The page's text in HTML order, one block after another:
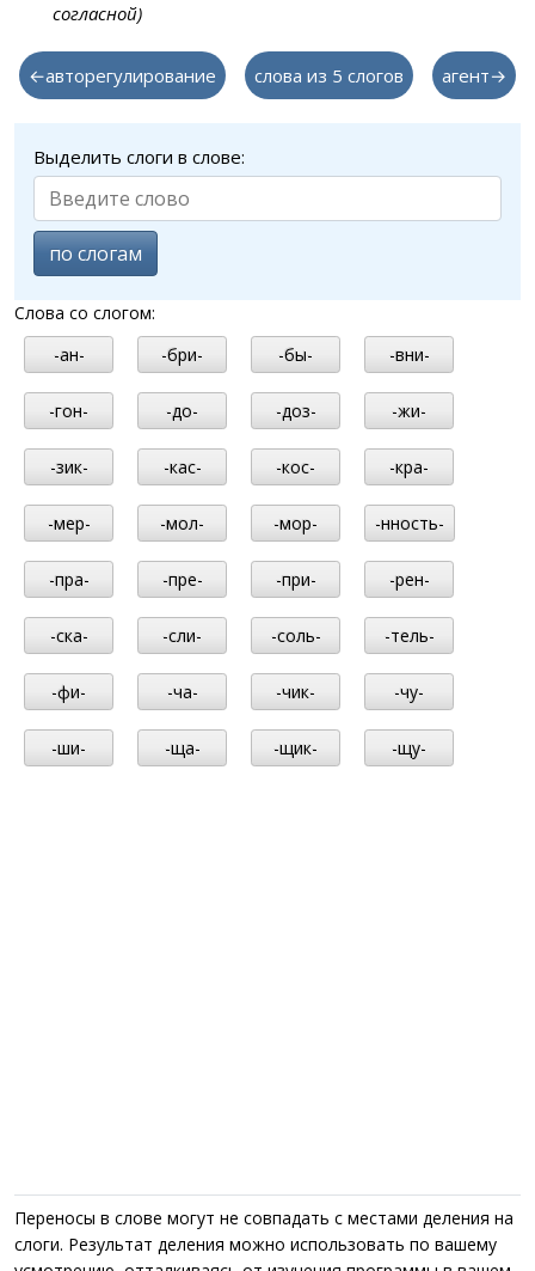
согласной)
←авторегулирование слова из 5 слогов агент→
Выделить слоги в слове:
по слогам
Слова со слогом:
-ан-
-бри- -бы- -вни-
-гон- -до- -доз- -жи-
-зик- -кас- -кос- -кра-
-мер- -мол- -мор- -нность-
-пра- -пре- -при- -рен-
-ска- -сли- -соль- -тель-
-фи- -ча- -чик- -чу-
-ши- -ща- -щик- -щу-
Переносы в слове могут не совпадать с местами деления на
слоги. Результат деления можно использовать по вашему